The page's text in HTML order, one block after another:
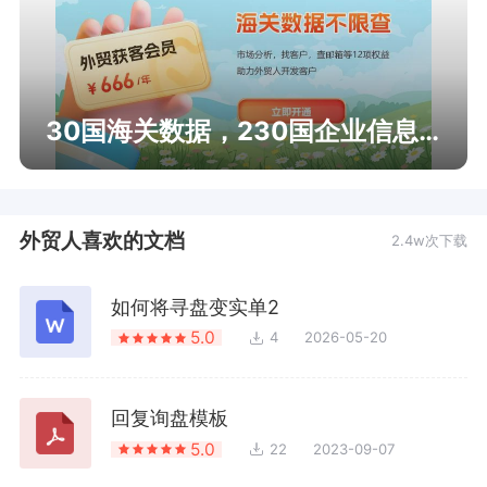
30国海关数据，230国企业信息查询
外贸人喜欢的文档 2.4w次下载
如何将寻盘变实单2
5.0 4 2026-05-20
回复询盘模板
5.0 22 2023-09-07